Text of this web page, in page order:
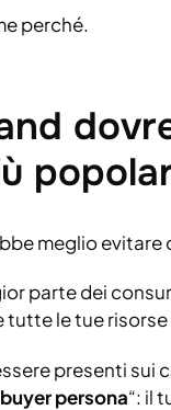
perché.
meglio
parte dei
tutte le tue
presenti sui
buyer persona“: il